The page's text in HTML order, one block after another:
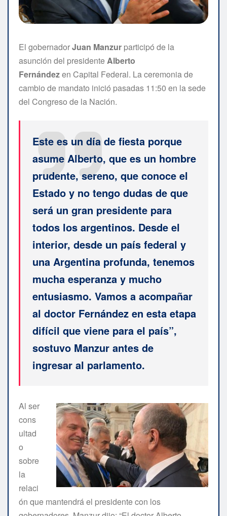
El gobernadorJuan Manzur participó de la
asunción del presidenteAlberto
Fernándezen Capital Federal. La ceremonia de
cambio de mandato inició pasadas 11:50 en la sede
del Congreso de la Nación.
Este es un día de fiesta porque
asume Alberto, que es un hombre
prudente, sereno, que conoce el
Estado y no tengo dudas de que
será un gran presidente para
todos los argentinos. Desde el
interior, desde un país federal y
una Argentina profunda, tenemos
mucha esperanza y mucho
entusiasmo. Vamos a acompañar
al doctor Fernández en esta etapa
difícil que viene para el país”,
sostuvo Manzur antes de
ingresar al parlamento.
Al ser
cons
ultad
o
sobre
la
relaci
ón que mantendrá el presidente con los